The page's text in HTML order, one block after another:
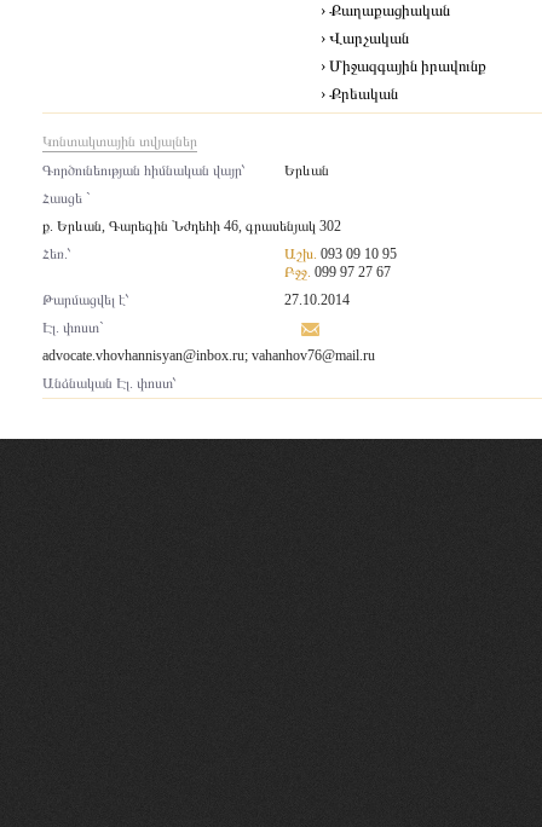
› Քաղաքացիական
› Վարչական
› Միջազգային իրավունք
› Քրեական
Կոնտակտային տվյալներ
Գործունեության հիմնական վայր՝
Երևան
Հասցե `
ք. Երևան, Գարեգին Նժդեհի 46, գրասենյակ 302
Հեռ.՝
Աշխ. 093 09 10 95
Բջջ. 099 97 27 67
Թարմացվել է՝
27.10.2014
Էլ. փոստ`
advocate.vhovhannisyan@inbox.ru; vahanhov76@mail.ru
Անձնական Էլ. փոստ՝